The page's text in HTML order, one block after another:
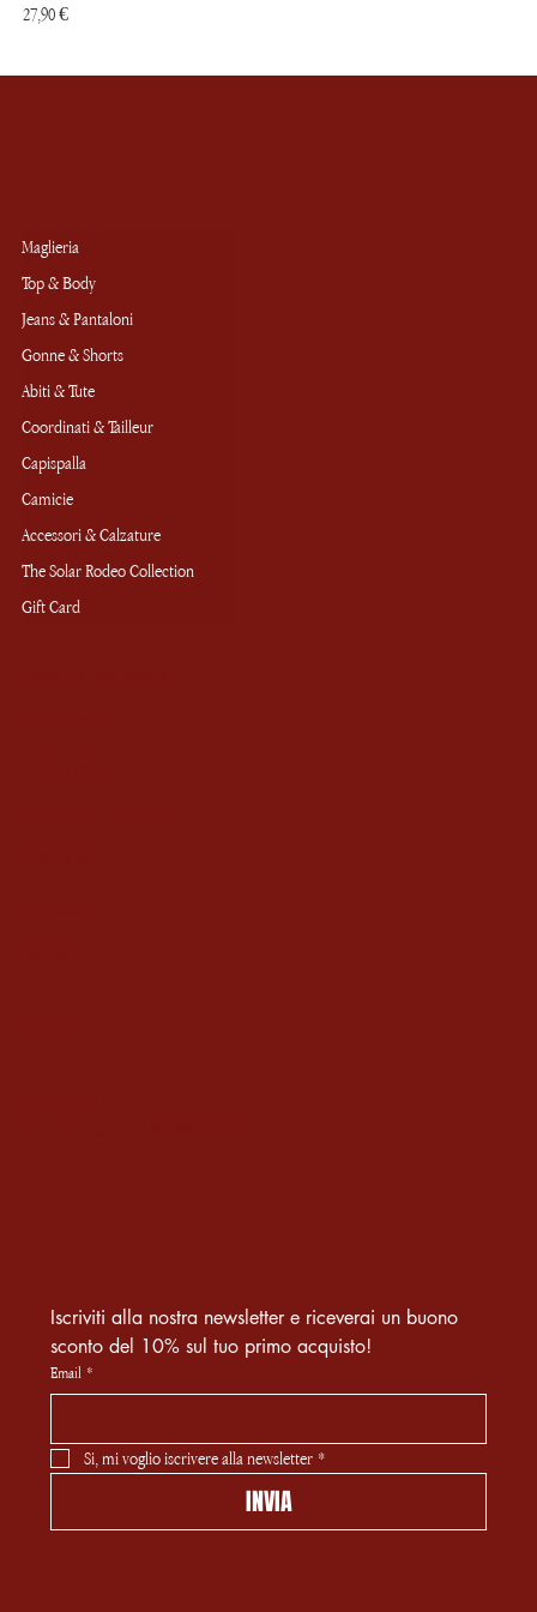
Prezzo
27,90 €
Iscriviti alla nostra newsletter e riceverai un buono
Email *
Si, mi voglio iscrivere alla newsletter *
INVIA
Maglieria
Top & Body
Jeans & Pantaloni
Gonne & Shorts
Abiti & Tute
Coordinati & Tailleur
Capispalla
Camicie
Accessori & Calzature
The Solar Rodeo Collection
Gift Card